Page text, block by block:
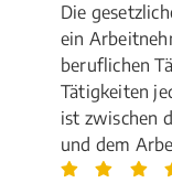
Die
ein
beruflichen
Tätigkeiten
ist zwischen
und dem